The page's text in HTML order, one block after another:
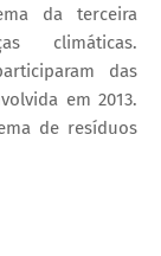
da terceira
climáticas.
das
em 2013.
de resíduos